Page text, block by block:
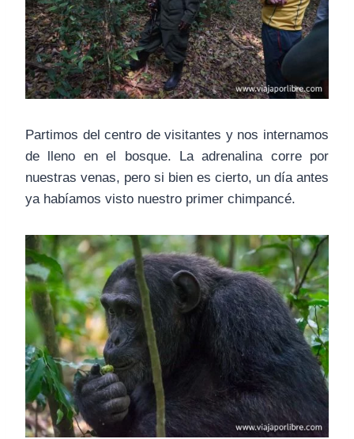
Partimos del centro de visitantes y nos internamos
de lleno en el bosque. La adrenalina corre por
nuestras venas, pero si bien es cierto, un día antes
ya habíamos visto nuestro primer chimpancé.